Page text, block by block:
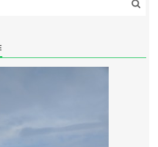
RYBÁŘSKEHO SVAZU